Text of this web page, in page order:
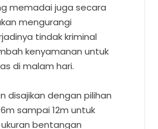
memadai juga secara
mengurangi
tindak kriminal
kenyamanan untuk
di malam hari.
disajikan dengan pilihan
sampai 12m untuk
bentangan